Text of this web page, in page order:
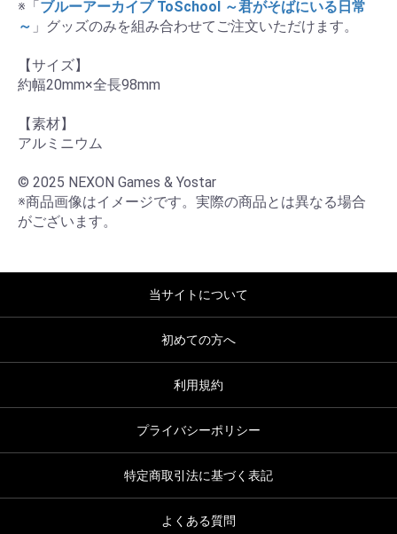
※「ブルーアーカイブ ToSchool ～君がそばにいる日常
～ 」グッズのみを組み合わせてご注文いただけます。
【サイズ】
約幅20mm×全長98mm
【素材】
アルミニウム
© 2025 NEXON Games & Yostar
※商品画像はイメージです。実際の商品とは異なる場合
がございます。
当サイトについて
初めての方へ
利用規約
プライバシーポリシー
特定商取引法に基づく表記
よくある質問